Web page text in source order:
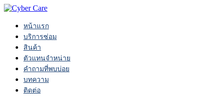
หน้าแรก
บริการซ่อม
สินค้า
ตัวแทนจำหน่าย
คำถามที่พบบ่อย
บทความ
ติดต่อ